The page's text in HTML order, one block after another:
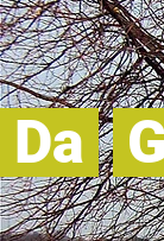
Da